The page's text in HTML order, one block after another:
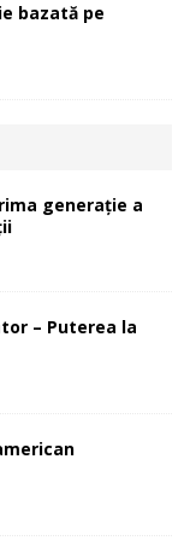
bazată pe
generaţie a
– Puterea la